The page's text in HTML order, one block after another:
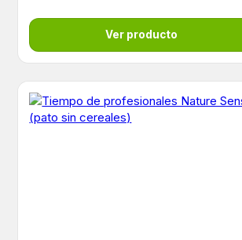
Ver producto